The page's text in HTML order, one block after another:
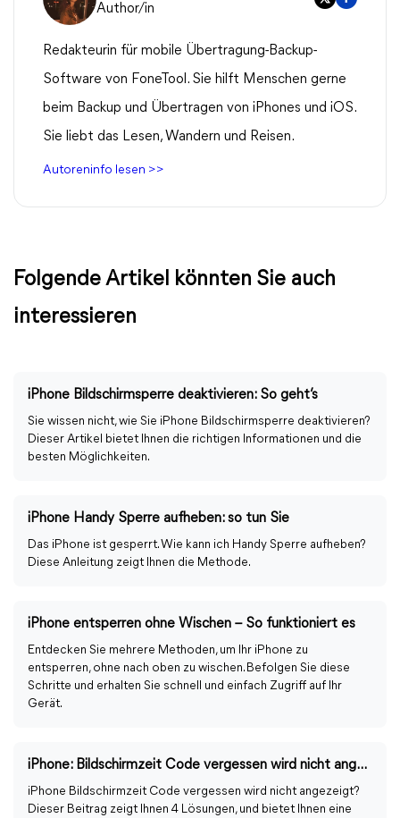
Author/in
Redakteurin für mobile Übertragung-Backup-
Software von FoneTool. Sie hilft Menschen gerne
beim Backup und Übertragen von iPhones und iOS.
Sie liebt das Lesen, Wandern und Reisen.
Autoreninfo lesen >>
Folgende Artikel könnten Sie auch
interessieren
iPhone Bildschirmsperre deaktivieren: So geht’s
Sie wissen nicht, wie Sie iPhone Bildschirmsperre deaktivieren?
Dieser Artikel bietet Ihnen die richtigen Informationen und die
besten Möglichkeiten.
iPhone Handy Sperre aufheben: so tun Sie
Das iPhone ist gesperrt. Wie kann ich Handy Sperre aufheben?
Diese Anleitung zeigt Ihnen die Methode.
iPhone entsperren ohne Wischen – So funktioniert es
Entdecken Sie mehrere Methoden, um Ihr iPhone zu
entsperren, ohne nach oben zu wischen. Befolgen Sie diese
Schritte und erhalten Sie schnell und einfach Zugriff auf Ihr
Gerät.
iPhone: Bildschirmzeit Code vergessen wird nicht angezeigt
iPhone Bildschirmzeit Code vergessen wird nicht angezeigt?
Dieser Beitrag zeigt Ihnen 4 Lösungen, und bietet Ihnen eine